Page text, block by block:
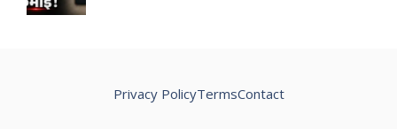
Privacy PolicyTermsContact